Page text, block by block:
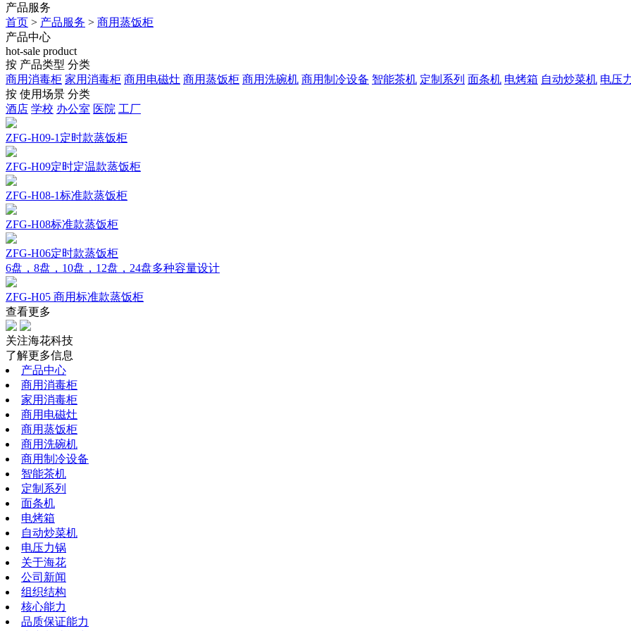
产品服务
首页 > 产品服务 > 商用蒸饭柜
产品中心
hot-sale product
按 产品类型 分类
商用消毒柜 家用消毒柜 商用电磁灶 商用蒸饭柜 商用洗碗机 商用制冷设备 智能茶机 定制系列 面条机 电烤箱 自动炒菜机 电压
按 使用场景 分类
酒店 学校 办公室 医院 工厂
ZFG-H09-1定时款蒸饭柜
ZFG-H09定时定温款蒸饭柜
ZFG-H08-1标准款蒸饭柜
ZFG-H08标准款蒸饭柜
ZFG-H06定时款蒸饭柜
6盘，8盘，10盘，12盘，24盘多种容量设计
ZFG-H05 商用标准款蒸饭柜
查看更多
关注海花科技
了解更多信息
产品中心
商用消毒柜
家用消毒柜
商用电磁灶
商用蒸饭柜
商用洗碗机
商用制冷设备
智能茶机
定制系列
面条机
电烤箱
自动炒菜机
电压力锅
关于海花
公司新闻
组织结构
核心能力
品质保证能力